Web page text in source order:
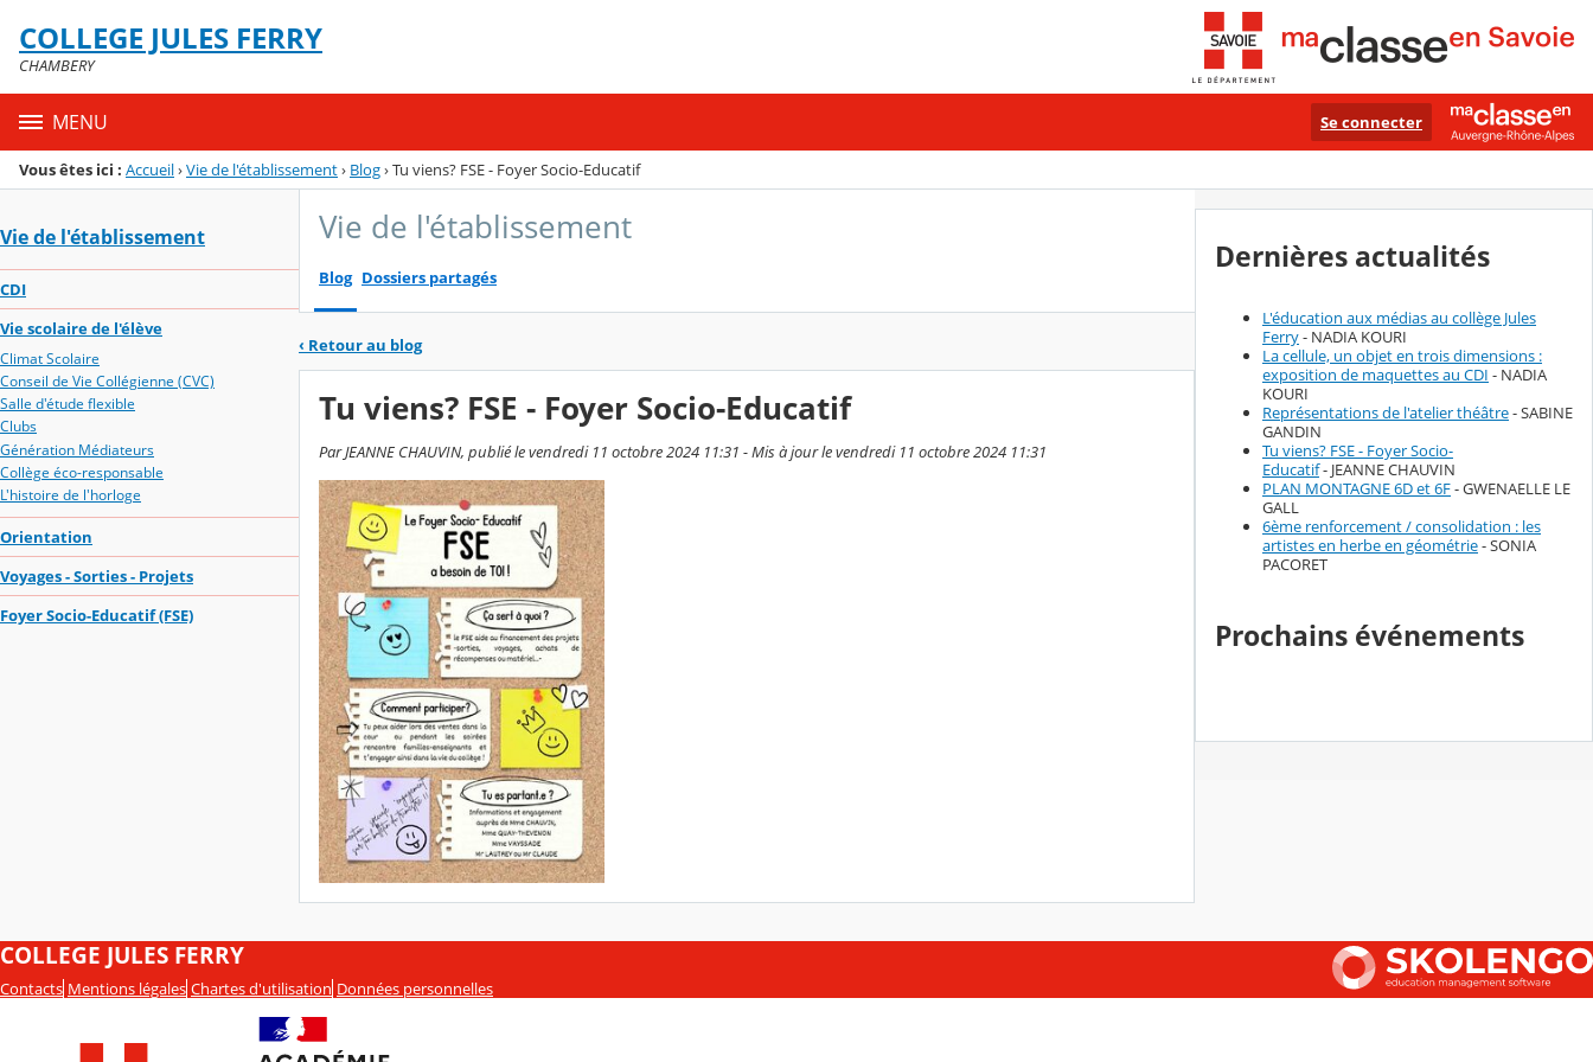
Menu de la rubrique
Contenu
COLLEGE JULES FERRY
CHAMBERY
MENU Se connecter
Vous êtes ici : Accueil›Vie de l'établissement› Blog›Tu viens? FSE - Foyer Socio-Educatif
Vie de l'établissement
CDI
Vie scolaire de l'élève
Climat Scolaire
Conseil de Vie Collégienne (CVC)
Salle d'étude flexible
Clubs
Génération Médiateurs
Collège éco-responsable
L'histoire de l'horloge
Orientation
Voyages - Sorties - Projets
Foyer Socio-Educatif (FSE)
Vie de l'établissement
Blog Dossiers partagés
‹ Retour au blog
Tu viens? FSE - Foyer Socio-Educatif
Par JEANNE CHAUVIN, publié le vendredi 11 octobre 2024 11:31 - Mis à jour le vendredi 11 octobre 2024 11:31
Dernières actualités
L'éducation aux médias au collège Jules
Ferry- NADIA KOURI
La cellule, un objet en trois dimensions :
exposition de maquettes au CDI - NADIA
KOURI
Représentations de l'atelier théâtre- SABINE
GANDIN
Tu viens? FSE - Foyer Socio-
Educatif- JEANNE CHAUVIN
PLAN MONTAGNE 6D et 6F- GWENAELLE LE
GALL
6ème renforcement / consolidation : les
artistes en herbe en géométrie- SONIA
PACORET
Prochains événements
COLLEGE JULES FERRY
Contacts Mentions légales Chartes d'utilisation Données personnelles